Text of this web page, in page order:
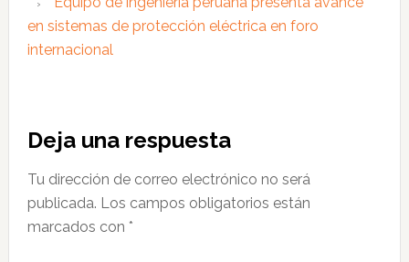
en sistemas de protección eléctrica en foro
internacional
Interacciones
con
los
lectores
Deja una respuesta
Tu dirección de correo electrónico no será
publicada. Los campos obligatorios están
marcados con *